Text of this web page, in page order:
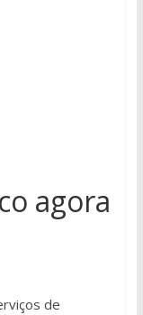
agora
de